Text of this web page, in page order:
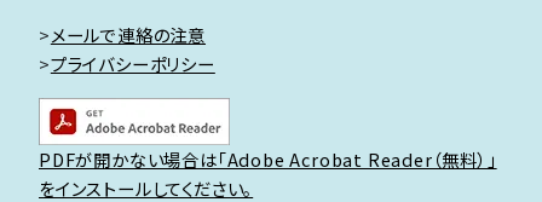
>メールで連絡の注意
>プライバシーポリシー
PDFが開かない場合は「Adobe Acrobat Reader（無料）」
をインストールしてください。